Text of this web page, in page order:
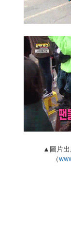
▲圖片出
（